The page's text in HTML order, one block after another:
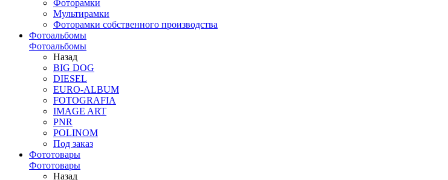
Фоторамки
Мультирамки
Фоторамки собственного производства
Фотоальбомы
Фотоальбомы
Назад
BIG DOG
DIESEL
EURO-ALBUM
FOTOGRAFIA
IMAGE ART
PNR
POLINOM
Под заказ
Фототовары
Фототовары
Назад